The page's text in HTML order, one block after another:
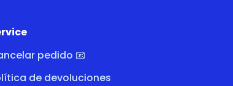
pedido 📧
de devoluciones